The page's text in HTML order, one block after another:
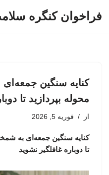
فراخوان کنگره
کنایه سنگین
محوله بپردازید تا
از فوریه 5, 2026
کنایه سنگین جمعه‌ای به
تا دوباره غافلگیر نشوید